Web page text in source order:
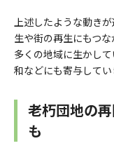
上述したような動き
生や街の再生にもつ
多くの地域に生かし
和などにも寄与してい
老朽団地の
も